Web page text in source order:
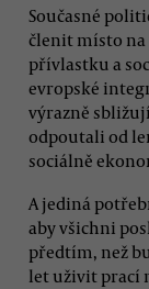
Současné
členit místo
přívlastku a
evropské
výrazně sbližují
odpoutali od
sociálně
A jediná
aby všichni
předtím, než
let uživit prací